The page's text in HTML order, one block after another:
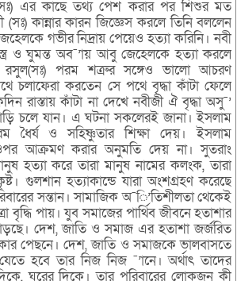
এর কাছে তথ্য পেশ করার পর শিশুর মত
(সঃ) কান্নার কারন জিজ্ঞেস করলে তিনি বললেন
গভীর নিদ্রায় পেয়েও হত্যা করিনি। নবী
ও ঘুমন্ত অব¯’ায় আবু জেহেলকে হত্যা করলে
রসুল(সঃ) পরম শত্রুর সঙ্গেও ভালো আচরণ
চলাফেরা করতেন সে পথে বৃদ্ধা কাঁটা ফেলে
রাস্তায় কাঁটা না দেখে নবীজী ঐ বৃদ্ধা অসু¯’
চলে যান। এ ঘটনা সকলেরই জানা। ইসলাম
ধৈর্য ও সহিষ্ণুতার শিক্ষা দেয়। ইসলাম
আক্রমণ করার অনুমতি দেয় না। সুতরাং
হত্যা করে তারা মানুষ নামের কলংক, তারা
গুলশান হত্যাকান্ডে যারা অংশগ্রহণ করেছে
সন্তান। সামাজিক অ¯ি’তিশীলতা থেকেই
বৃদ্ধি পায়। যুব সমাজের পার্থিব জীবনে হতাশার
দেশ, জাতি ও সমাজ এর হতাশা জর্জরিত
পেছনে। দেশ, জাতি ও সমাজকে ভালবাসতে
হবে তার নিজ নিজ ¯’ানে। অর্থাৎ তাদের
ঘরের দিকে। তার পরিবারের লোকজন কী